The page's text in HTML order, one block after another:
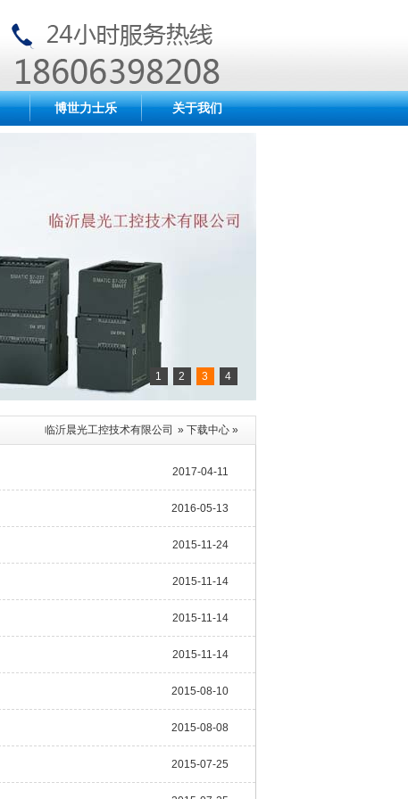
博世力士乐 关于我们
1 2 3 4
临沂晨光工控技术有限公司 » 下载中心»
2017-04-11
2016-05-13
2015-11-24
2015-11-14
2015-11-14
2015-11-14
2015-08-10
2015-08-08
2015-07-25